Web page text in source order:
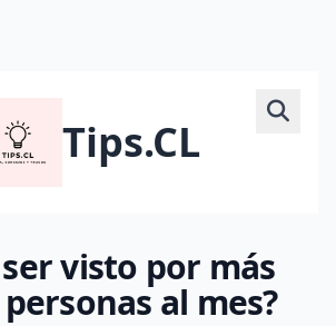
Tips.CL
visto por más
al mes?